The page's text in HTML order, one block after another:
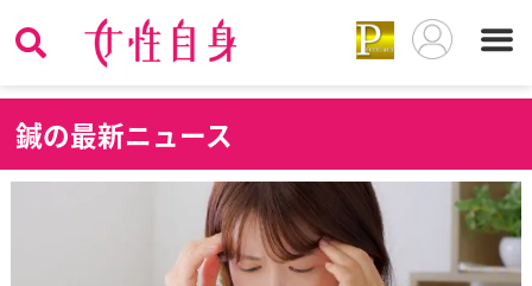
鍼の最新ニュース